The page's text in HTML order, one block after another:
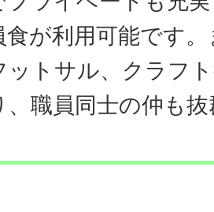
食が利用可能です
ットサル、クラフ
、職員同士の仲も